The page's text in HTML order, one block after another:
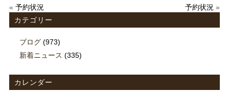
« 予約状況 予約状況 »
カテゴリー
ブログ(973)
新着ニュース (335)
カレンダー